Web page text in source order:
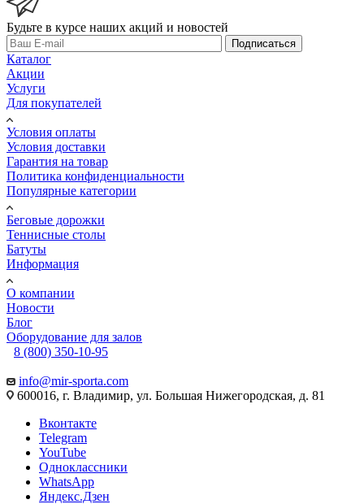
Будьте в курсе наших акций и новостей
Подписаться
Каталог
Акции
Услуги
Для покупателей
Условия оплаты
Условия доставки
Гарантия на товар
Политика конфиденциальности
Популярные категории
Беговые дорожки
Теннисные столы
Батуты
Информация
О компании
Новости
Блог
Оборудование для залов
8 (800) 350-10-95
info@mir-sporta.com
600016, г. Владимир, ул. Большая Нижегородская, д. 81
Вконтакте
Telegram
YouTube
Одноклассники
WhatsApp
Яндекс.Дзен